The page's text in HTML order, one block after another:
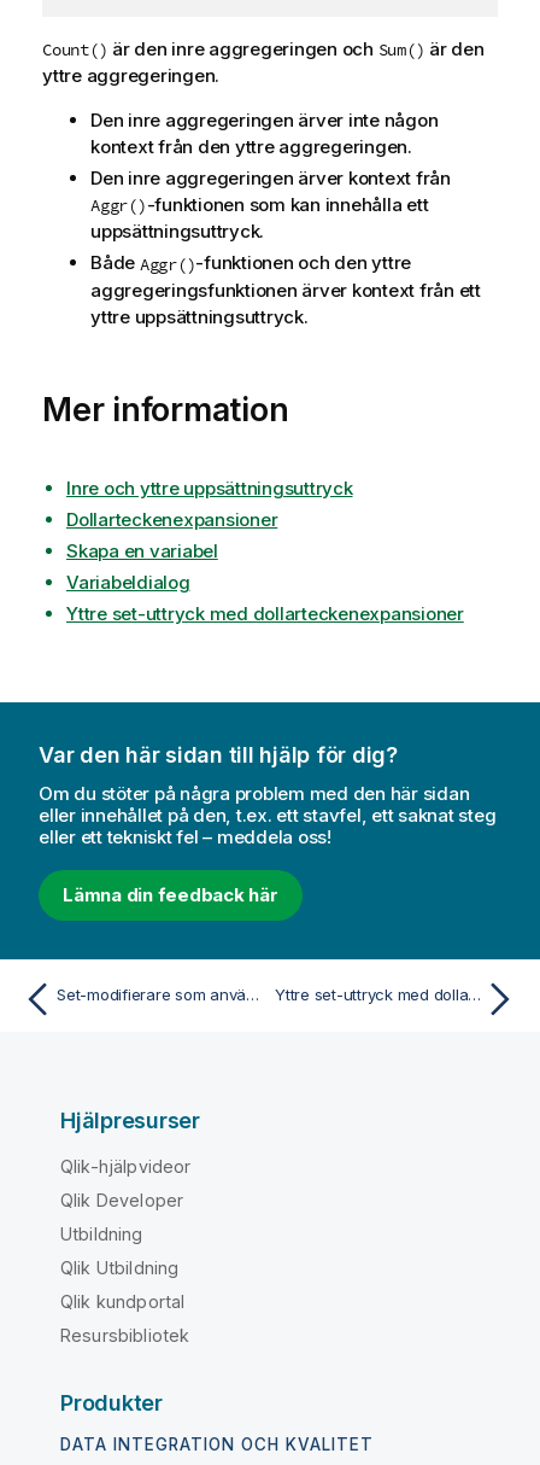
Count() är den inre aggregeringen och Sum() är den
yttre aggregeringen.
Den inre aggregeringen ärver inte någon
kontext från den yttre aggregeringen.
Den inre aggregeringen ärver kontext från
Aggr()-funktionen som kan innehålla ett
uppsättningsuttryck.
Både Aggr()-funktionen och den yttre
aggregeringsfunktionen ärver kontext från ett
yttre uppsättningsuttryck.
Mer information
Inre och yttre uppsättningsuttryck
Dollarteckenexpansioner
Skapa en variabel
Variabeldialog
Yttre set-uttryck med dollarteckenexpansioner
Var den här sidan till hjälp för dig?
Om du stöter på några problem med den här sidan
eller innehållet på den, t.ex. ett stavfel, ett saknat steg
eller ett tekniskt fel – meddela oss!
Lämna din feedback här
Set-modifierare som använder set-funktioner Yttre set-uttryck med dollarteckenexpansioner
Hjälpresurser
Qlik-hjälpvideor
Qlik Developer
Utbildning
Qlik Utbildning
Qlik kundportal
Resursbibliotek
Produkter
DATA INTEGRATION OCH KVALITET